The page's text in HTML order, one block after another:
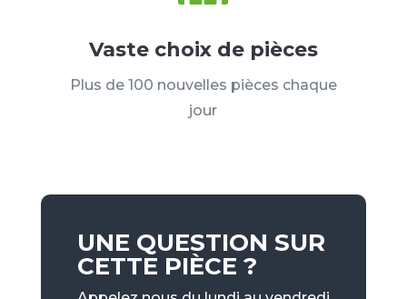
Vaste choix de pièces
Plus de 100 nouvelles pièces chaque
jour
UNE QUESTION SUR
CETTE PIÈCE ?